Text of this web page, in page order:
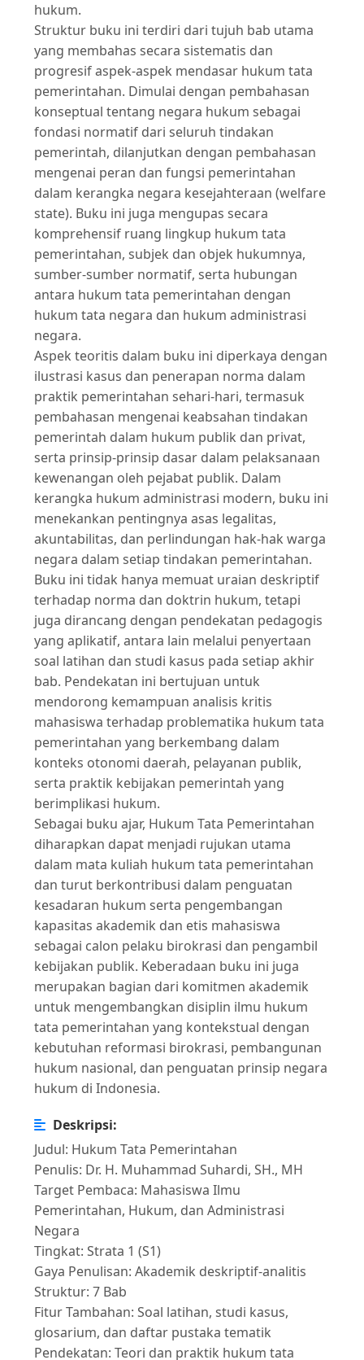
hukum.
Struktur buku ini terdiri dari tujuh bab utama
yang membahas secara sistematis dan
progresif aspek-aspek mendasar hukum tata
pemerintahan. Dimulai dengan pembahasan
konseptual tentang negara hukum sebagai
fondasi normatif dari seluruh tindakan
pemerintah, dilanjutkan dengan pembahasan
mengenai peran dan fungsi pemerintahan
dalam kerangka negara kesejahteraan (welfare
state). Buku ini juga mengupas secara
komprehensif ruang lingkup hukum tata
pemerintahan, subjek dan objek hukumnya,
sumber-sumber normatif, serta hubungan
antara hukum tata pemerintahan dengan
hukum tata negara dan hukum administrasi
negara.
Aspek teoritis dalam buku ini diperkaya dengan
ilustrasi kasus dan penerapan norma dalam
praktik pemerintahan sehari-hari, termasuk
pembahasan mengenai keabsahan tindakan
pemerintah dalam hukum publik dan privat,
serta prinsip-prinsip dasar dalam pelaksanaan
kewenangan oleh pejabat publik. Dalam
kerangka hukum administrasi modern, buku ini
menekankan pentingnya asas legalitas,
akuntabilitas, dan perlindungan hak-hak warga
negara dalam setiap tindakan pemerintahan.
Buku ini tidak hanya memuat uraian deskriptif
terhadap norma dan doktrin hukum, tetapi
juga dirancang dengan pendekatan pedagogis
yang aplikatif, antara lain melalui penyertaan
soal latihan dan studi kasus pada setiap akhir
bab. Pendekatan ini bertujuan untuk
mendorong kemampuan analisis kritis
mahasiswa terhadap problematika hukum tata
pemerintahan yang berkembang dalam
konteks otonomi daerah, pelayanan publik,
serta praktik kebijakan pemerintah yang
berimplikasi hukum.
Sebagai buku ajar, Hukum Tata Pemerintahan
diharapkan dapat menjadi rujukan utama
dalam mata kuliah hukum tata pemerintahan
dan turut berkontribusi dalam penguatan
kesadaran hukum serta pengembangan
kapasitas akademik dan etis mahasiswa
sebagai calon pelaku birokrasi dan pengambil
kebijakan publik. Keberadaan buku ini juga
merupakan bagian dari komitmen akademik
untuk mengembangkan disiplin ilmu hukum
tata pemerintahan yang kontekstual dengan
kebutuhan reformasi birokrasi, pembangunan
hukum nasional, dan penguatan prinsip negara
hukum di Indonesia.
Deskripsi:
Judul: Hukum Tata Pemerintahan
Penulis: Dr. H. Muhammad Suhardi, SH., MH
Target Pembaca: Mahasiswa Ilmu
Pemerintahan, Hukum, dan Administrasi
Negara
Tingkat: Strata 1 (S1)
Gaya Penulisan: Akademik deskriptif-analitis
Struktur: 7 Bab
Fitur Tambahan: Soal latihan, studi kasus,
glosarium, dan daftar pustaka tematik
Pendekatan: Teori dan praktik hukum tata